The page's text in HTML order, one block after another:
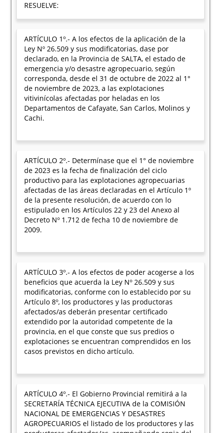
RESUELVE:
ARTÍCULO 1º.- A los efectos de la aplicación de la
Ley Nº 26.509 y sus modificatorias, dase por
declarado, en la Provincia de SALTA, el estado de
emergencia y/o desastre agropecuario, según
corresponda, desde el 31 de octubre de 2022 al 1°
de noviembre de 2023, a las explotaciones
vitivinícolas afectadas por heladas en los
Departamentos de Cafayate, San Carlos, Molinos y
Cachi.
ARTÍCULO 2º.- Determínase que el 1° de noviembre
de 2023 es la fecha de finalización del ciclo
productivo para las explotaciones agropecuarias
afectadas de las áreas declaradas en el Artículo 1º
de la presente resolución, de acuerdo con lo
estipulado en los Artículos 22 y 23 del Anexo al
Decreto Nº 1.712 de fecha 10 de noviembre de
2009.
ARTÍCULO 3º.- A los efectos de poder acogerse a los
beneficios que acuerda la Ley Nº 26.509 y sus
modificatorias, conforme con lo establecido por su
Artículo 8º, los productores y las productoras
afectados/as deberán presentar certificado
extendido por la autoridad competente de la
provincia, en el que conste que sus predios o
explotaciones se encuentran comprendidos en los
casos previstos en dicho artículo.
ARTÍCULO 4º.- El Gobierno Provincial remitirá a la
SECRETARÍA TÉCNICA EJECUTIVA de la COMISIÓN
NACIONAL DE EMERGENCIAS Y DESASTRES
AGROPECUARIOS el listado de los productores y las